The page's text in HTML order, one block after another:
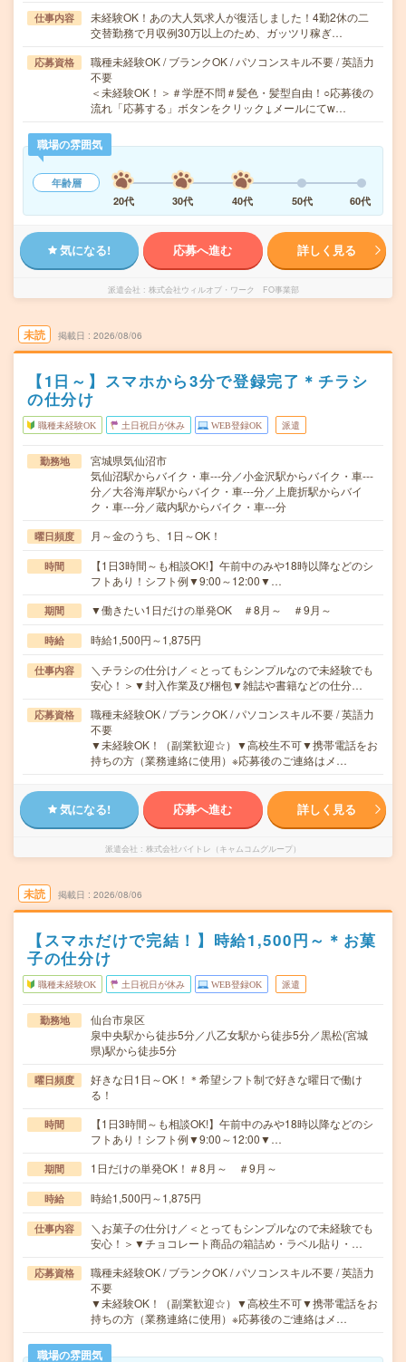
仕事内容
未経験OK！あの大人気求人が復活しました！4勤2休の二
交替勤務で月収例30万以上のため、ガッツリ稼ぎ…
応募資格
職種未経験OK / ブランクOK / パソコンスキル不要 / 英語力
不要
＜未経験OK！＞＃学歴不問＃髪色・髪型自由！○応募後の
流れ「応募する」ボタンをクリック↓メールにてw…
職場の雰囲気
年齢層
20代
30代 40代 50代 60代
気になる! 応募へ進む 詳しく見る
派遣会社 株式会社ウィルオブ・ワーク FO事業部
未読 掲載日 2026/08/06
【1日～】スマホから3分で登録完了＊チラシ
の仕分け
職種未経験OK 土日祝日が休み WEB登録OK 派遣
勤務地
宮城県気仙沼市
気仙沼駅からバイク・車---分／小金沢駅からバイク・車---
分／大谷海岸駅からバイク・車---分／上鹿折駅からバイ
ク・車---分／蔵内駅からバイク・車---分
曜日頻度 月～金のうち、1日～OK！
時間
【1日3時間～も相談OK!】午前中のみや18時以降などのシ
フトあり！シフト例▼9:00～12:00▼…
期間 ▼働きたい1日だけの単発OK ＃8月～ ＃9月～
時給 時給1,500円～1,875円
仕事内容
＼チラシの仕分け／＜とってもシンプルなので未経験でも
安心！＞▼封入作業及び梱包▼雑誌や書籍などの仕分…
応募資格
職種未経験OK / ブランクOK / パソコンスキル不要 / 英語力
不要
▼未経験OK！（副業歓迎☆）▼高校生不可▼携帯電話をお
持ちの方（業務連絡に使用）※応募後のご連絡はメ…
気になる! 応募へ進む 詳しく見る
派遣会社 株式会社バイトレ（キャムコムグループ）
未読 掲載日 2026/08/06
【スマホだけで完結！】時給1,500円～＊お菓
子の仕分け
職種未経験OK 土日祝日が休み WEB登録OK 派遣
勤務地
仙台市泉区
泉中央駅から徒歩5分／八乙女駅から徒歩5分／黒松(宮城
県)駅から徒歩5分
曜日頻度
好きな日1日～OK！＊希望シフト制で好きな曜日で働け
る！
時間
【1日3時間～も相談OK!】午前中のみや18時以降などのシ
フトあり！シフト例▼9:00～12:00▼…
期間 1日だけの単発OK！＃8月～ ＃9月～
時給 時給1,500円～1,875円
仕事内容
＼お菓子の仕分け／＜とってもシンプルなので未経験でも
安心！＞▼チョコレート商品の箱詰め・ラベル貼り・…
応募資格
職種未経験OK / ブランクOK / パソコンスキル不要 / 英語力
不要
▼未経験OK！（副業歓迎☆）▼高校生不可▼携帯電話をお
持ちの方（業務連絡に使用）※応募後のご連絡はメ…
職場の雰囲気